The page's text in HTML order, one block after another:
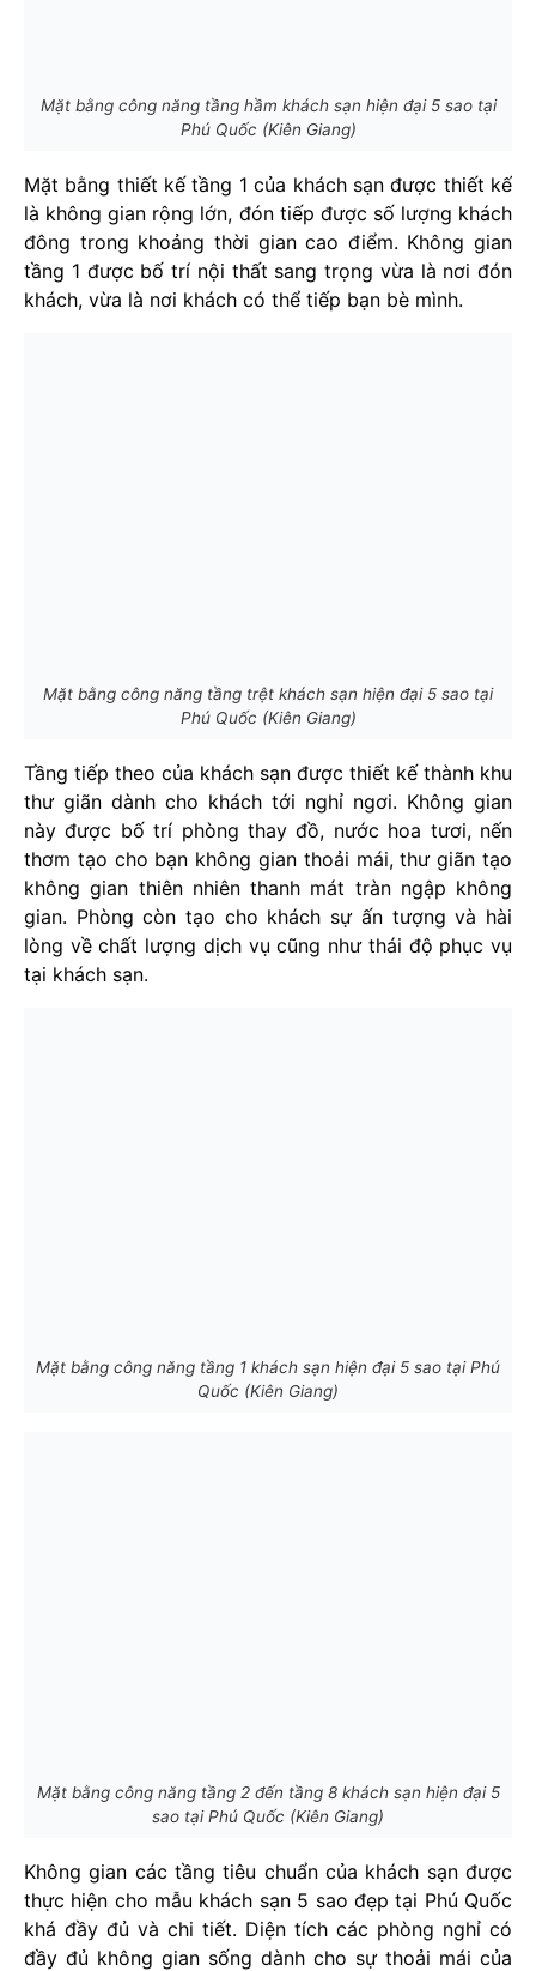
Mặt bằng công năng tầng hầm khách sạn hiện đại 5 sao tại
Phú Quốc (Kiên Giang)
Mặt bằng thiết kế tầng 1 của khách sạn được thiết kế
là không gian rộng lớn, đón tiếp được số lượng khách
đông trong khoảng thời gian cao điểm. Không gian
tầng 1 được bố trí nội thất sang trọng vừa là nơi đón
khách, vừa là nơi khách có thể tiếp bạn bè mình.
Mặt bằng công năng tầng trệt khách sạn hiện đại 5 sao tại
Phú Quốc (Kiên Giang)
Tầng tiếp theo của khách sạn được thiết kế thành khu
thư giãn dành cho khách tới nghỉ ngơi. Không gian
này được bố trí phòng thay đồ, nước hoa tươi, nến
thơm tạo cho bạn không gian thoải mái, thư giãn tạo
không gian thiên nhiên thanh mát tràn ngập không
gian. Phòng còn tạo cho khách sự ấn tượng và hài
lòng về chất lượng dịch vụ cũng như thái độ phục vụ
tại khách sạn.
Mặt bằng công năng tầng 1 khách sạn hiện đại 5 sao tại Phú
Quốc (Kiên Giang)
Mặt bằng công năng tầng 2 đến tầng 8 khách sạn hiện đại 5
sao tại Phú Quốc (Kiên Giang)
Không gian các tầng tiêu chuẩn của khách sạn được
thực hiện cho mẫu khách sạn 5 sao đẹp tại Phú Quốc
khá đầy đủ và chi tiết. Diện tích các phòng nghỉ có
đầy đủ không gian sống dành cho sự thoải mái của